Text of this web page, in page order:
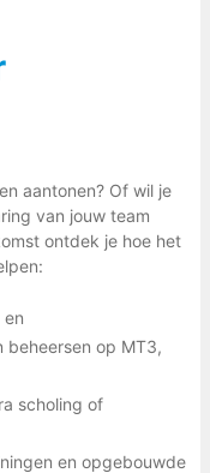
aantonen? Of wil je
van jouw team
ontdek je hoe het
beheersen op MT3,
scholing of
en opgebouwde